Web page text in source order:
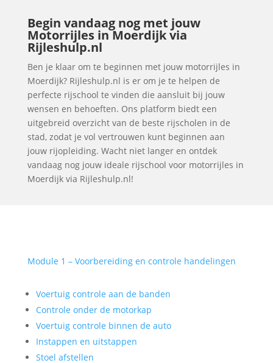
Begin vandaag nog met jouw
Motorrijles in Moerdijk via
Rijleshulp.nl
Ben je klaar om te beginnen met jouw motorrijles in
Moerdijk? Rijleshulp.nl is er om je te helpen de
perfecte rijschool te vinden die aansluit bij jouw
wensen en behoeften. Ons platform biedt een
uitgebreid overzicht van de beste rijscholen in de
stad, zodat je vol vertrouwen kunt beginnen aan
jouw rijopleiding. Wacht niet langer en ontdek
vandaag nog jouw ideale rijschool voor motorrijles in
Moerdijk via Rijleshulp.nl!
Module 1 – Voorbereiding en controle handelingen
Voertuig controle aan de banden
Controle onder de motorkap
Voertuig controle binnen de auto
Instappen en uitstappen
Stoel afstellen